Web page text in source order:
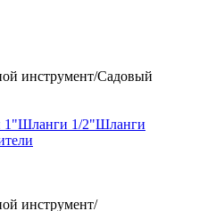
инструмент/Садовый
1"Шланги 1/2"Шланги
инструмент/